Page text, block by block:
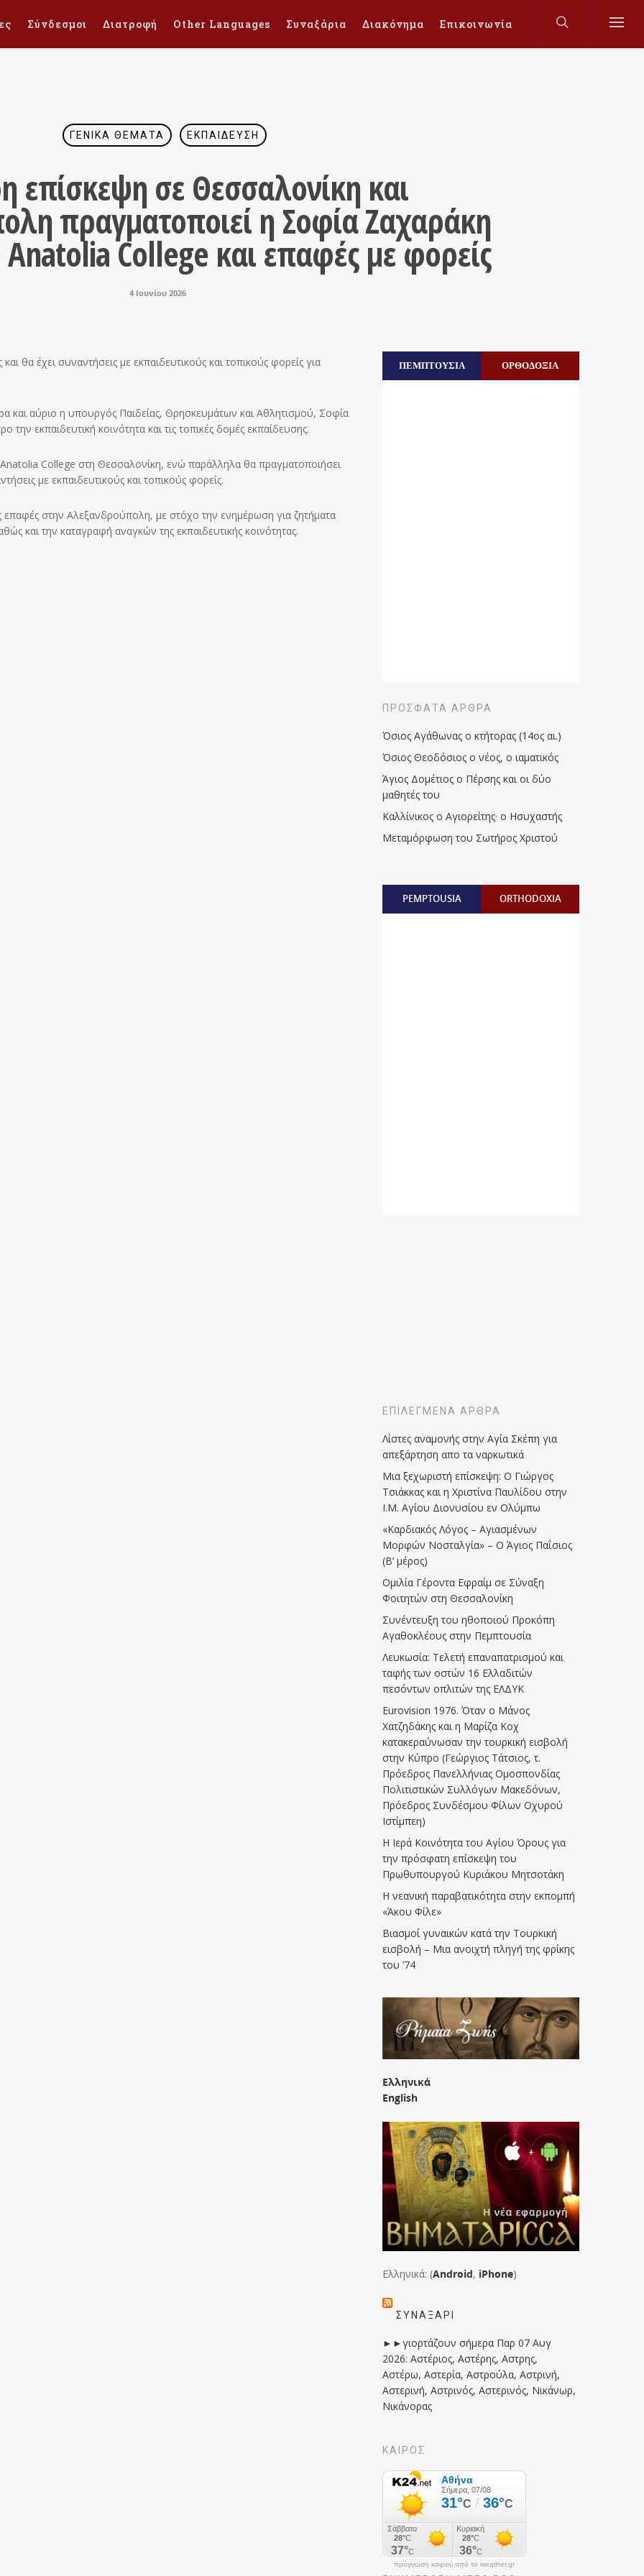
Σύνδεσμοι Διατροφή Other Languages Συναξάρια Διακόνημα Επικοινωνία
ΓΕΝΙΚΆ ΘΈΜΑΤΑ ΕΚΠΑΊΔΕΥΣΗ
επίσκεψη σε Θεσσαλονίκη και
πραγματοποιεί η Σοφία Ζαχαράκη
Anatolia College και επαφές με φορείς
4 Ιουνίου 2026
θα έχει συναντήσεις με εκπαιδευτικούς και τοπικούς φορείς για
και αύριο η υπουργός Παιδείας, Θρησκευμάτων και Αθλητισμού, Σοφία
την εκπαιδευτική κοινότητα και τις τοπικές δομές εκπαίδευσης.
College στη Θεσσαλονίκη, ενώ παράλληλα θα πραγματοποιήσει
με εκπαιδευτικούς και τοπικούς φορείς.
επαφές στην Αλεξανδρούπολη, με στόχο την ενημέρωση για ζητήματα
και την καταγραφή αναγκών της εκπαιδευτικής κοινότητας.
ΠΕΜΠΤΟΥΣΙΑ ΟΡΘΟΔΟΞΙΑ
ΠΡΌΣΦΑΤΑ ΆΡΘΡΑ
Όσιος Αγάθωνας ο κτήτορας (14ος αι.)
Όσιος Θεοδόσιος ο νέος, ο ιαματικός
Άγιος Δομέτιος ο Πέρσης και οι δύο
μαθητές του
Καλλίνικος ο Αγιορείτης · ο Ησυχαστής
Μεταμόρφωση του Σωτήρος Χριστού
PEMPTOUSIA ORTHODOXIA
ΕΠΙΛΕΓΜΈΝΑ ΆΡΘΡΑ
Λίστες αναμονής στην Αγία Σκέπη για
απεξάρτηση απο τα ναρκωτικά
Μια ξεχωριστή επίσκεψη: Ο Γιώργος
Τσιάκκας και η Χριστίνα Παυλίδου στην
Ι.Μ. Αγίου Διονυσίου εν Ολύμπω
«Καρδιακός Λόγος – Αγιασμένων
Μορφών Νοσταλγία» – Ο Άγιος Παΐσιος
(Β’ μέρος)
Ομιλία Γέροντα Εφραίμ σε Σύναξη
Φοιτητών στη Θεσσαλονίκη
Συνέντευξη του ηθοποιού Προκόπη
Αγαθοκλέους στην Πεμπτουσία
Λευκωσία: Τελετή επαναπατρισμού και
ταφής των οστών 16 Ελλαδιτών
πεσόντων οπλιτών της ΕΛΔΥΚ
Eurovision 1976. Όταν ο Μάνος
Χατζηδάκης και η Μαρίζα Κοχ
κατακεραύνωσαν την τουρκική εισβολή
στην Κύπρο (Γεώργιος Τάτσιος, τ.
Πρόεδρος Πανελλήνιας Ομοσπονδίας
Πολιτιστικών Συλλόγων Μακεδόνων,
Πρόεδρος Συνδέσμου Φίλων Οχυρού
Ιστίμπεη)
Η Ιερά Κοινότητα του Αγίου Όρους για
την πρόσφατη επίσκεψη του
Πρωθυπουργού Κυριάκου Μητσοτάκη
Η νεανική παραβατικότητα στην εκπομπή
«Άκου Φίλε»
Βιασμοί γυναικών κατά την Τουρκική
εισβολή – Μια ανοιχτή πληγή της φρίκης
του ’74
Ελληνικά
English
Ελληνικά: (Android, iPhone)
ΣΥΝΑΞΆΡΙ
►►γιορτάζουν σήμερα Παρ 07 Αυγ
2026: Αστέριος, Αστέρης, Αστρης,
Αστέρω, Αστερία, Αστρούλα, Αστρινή,
Αστερινή, Αστρινός, Αστερινός, Νικάνωρ,
Νικάνορας
ΚΑΙΡΟΣ
πρόγνωση καιρού από το weather.gr